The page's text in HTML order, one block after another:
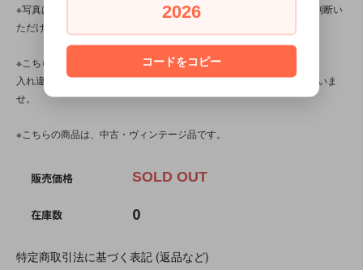
※写真は、光の当たり方によって見え方が変わるため、トータル的に判断い
ただけると幸いです。
※こちらの商品は店頭でも販売しています。
入れ違いで完売してしまう場合がございます。その際はご容赦くださいま
せ。
※こちらの商品は、中古・ヴィンテージ品です。
販売価格 SOLD OUT
在庫数 0
特定商取引法に基づく表記 (返品など)
2026
コードをコピー